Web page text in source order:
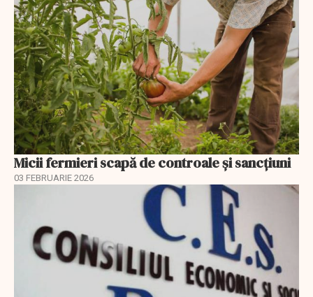
Micii fermieri scapă de controale și sancțiuni
03 FEBRUARIE 2026